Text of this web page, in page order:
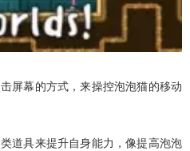
屏幕的方式，来操控泡泡猫的移动
道具来提升自身能力，像提高泡泡